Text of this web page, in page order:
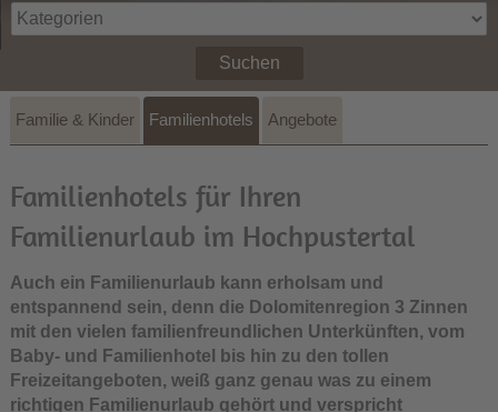
Suchen
Familie & Kinder Familienhotels Angebote
Familienhotels für Ihren
Familienurlaub im Hochpustertal
Auch ein Familienurlaub kann erholsam und
entspannend sein, denn die Dolomitenregion 3 Zinnen
mit den vielen familienfreundlichen Unterkünften, vom
Baby- und Familienhotel bis hin zu den tollen
Freizeitangeboten, weiß ganz genau was zu einem
richtigen Familienurlaub gehört und verspricht